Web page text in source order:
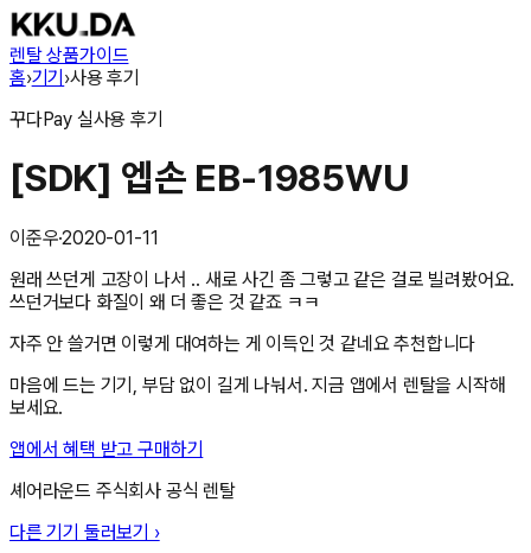
렌탈 상품가이드
홈›기기›사용 후기
꾸다Pay 실사용 후기
[SDK] 엡손 EB-1985WU
이준우·2020-01-11
원래 쓰던게 고장이 나서 .. 새로 사긴 좀 그렇고 같은 걸로 빌려봤어요.
쓰던거보다 화질이 왜 더 좋은 것 같죠 ㅋㅋ
자주 안 쓸거면 이렇게 대여하는 게 이득인 것 같네요 추천합니다
마음에 드는 기기, 부담 없이 길게 나눠서. 지금 앱에서 렌탈을 시작해
보세요.
앱에서 혜택 받고 구매하기
셰어라운드 주식회사 공식 렌탈
다른 기기 둘러보기 ›